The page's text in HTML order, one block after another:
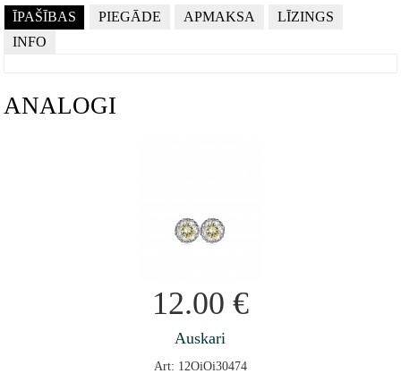
ĪPAŠĪBAS PIEGĀDE APMAKSA
LĪZINGS
INFO
ANALOGI
12.00 €
Auskari
Art: 12OiOi30474